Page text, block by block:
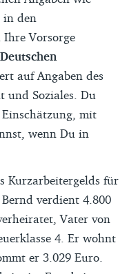
in den
Ihre Vorsorge
auf Angaben des
und Soziales. Du
mit
wenn Du in
Kurzarbeitergelds für
verdient 4.800
Vater von
4. Er wohnt
er 3.029 Euro.